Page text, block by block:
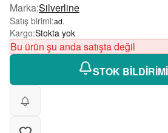
Marka:Silverline
Satış birimi:ad.
Kargo:Stokta yok
Bu ürün şu anda satışta değil
STOK